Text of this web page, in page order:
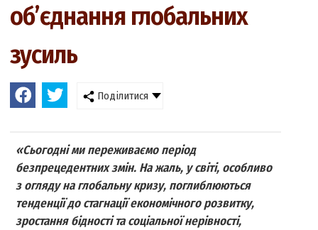
об’єднання глобальних
зусиль
Поділитися
«Сьогодні ми переживаємо період
безпрецедентних змін. На жаль, у світі, особливо
з огляду на глобальну кризу, поглиблюються
тенденції до стагнації економічного розвитку,
зростання бідності та соціальної нерівності,